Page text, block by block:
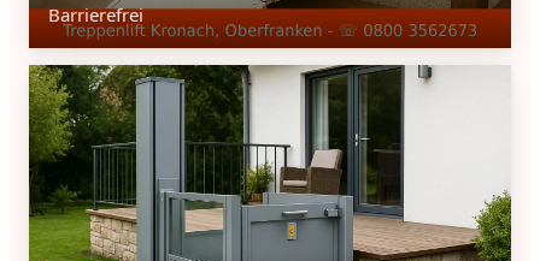
Barrierefrei